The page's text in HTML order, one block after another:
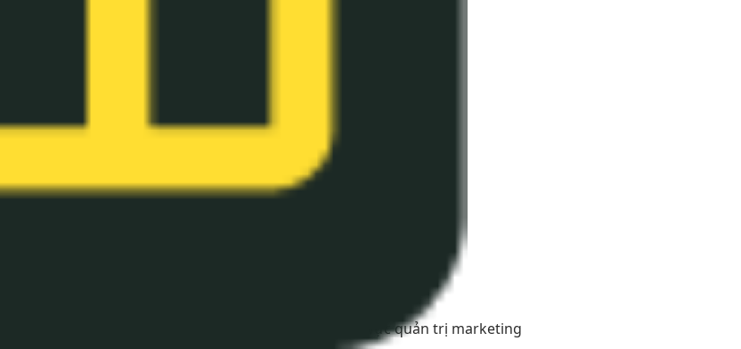
đổi số cho doanh nghiệp và hoạt động trong lĩnh vực quản trị marketing